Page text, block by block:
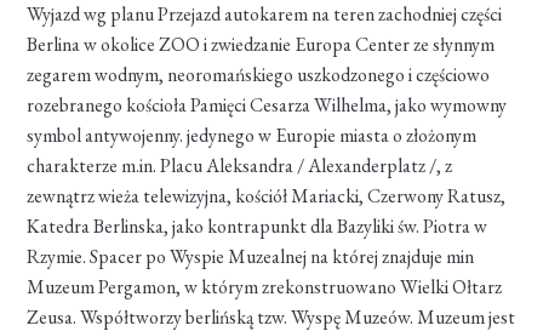
Wyjazd wg planu Przejazd autokarem na teren zachodniej części
Berlina w okolice ZOO i zwiedzanie Europa Center ze słynnym
zegarem wodnym, neoromańskiego uszkodzonego i częściowo
rozebranego kościoła Pamięci Cesarza Wilhelma, jako wymowny
symbol antywojenny. jedynego w Europie miasta o złożonym
charakterze m.in. Placu Aleksandra / Alexanderplatz /, z
zewnątrz wieża telewizyjna, kościół Mariacki, Czerwony Ratusz,
Katedra Berlinska, jako kontrapunkt dla Bazyliki św. Piotra w
Rzymie. Spacer po Wyspie Muzealnej na której znajduje min
Muzeum Pergamon, w którym zrekonstruowano Wielki Ołtarz
Zeusa. Współtworzy berlińską tzw. Wyspę Muzeów. Muzeum jest